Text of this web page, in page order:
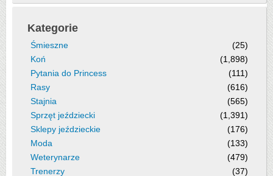
Kategorie
Śmieszne
(25)
Koń
(1,898)
Pytania do Princess
(111)
Rasy
(616)
Stajnia
(565)
Sprzęt jeździecki
(1,391)
Sklepy jeździeckie
(176)
Moda
(133)
Weterynarze
(479)
Trenerzy
(37)